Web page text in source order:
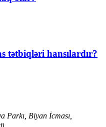
tətbiqləri hansılardır?
Parkı, Biyan İcması,